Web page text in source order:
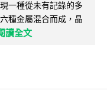
一種從未有記錄的多
種金屬混合而成，晶
讀全文